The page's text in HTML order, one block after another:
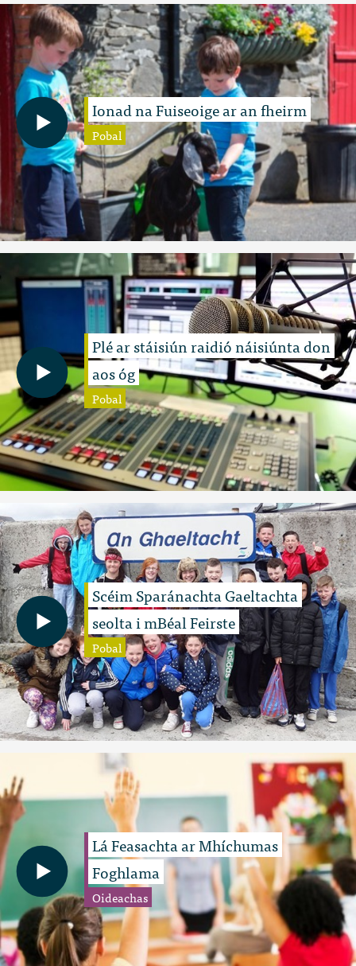
Ionad na Fuiseoige ar an fheirm
Pobal
Plé ar stáisiún raidió náisiúnta don
aos óg
Pobal
Scéim Sparánachta Gaeltachta
seolta i mBéal Feirste
Pobal
Lá Feasachta ar Mhíchumas
Foghlama
Oideachas